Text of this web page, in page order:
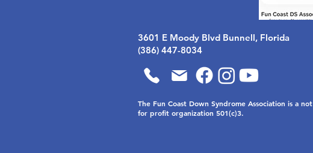
3601 E Moody Blvd Bunnell, Florida
(386) 447-8034
The Fun Coast Down Syndrome Association is a not
for profit organization 501(c)3.